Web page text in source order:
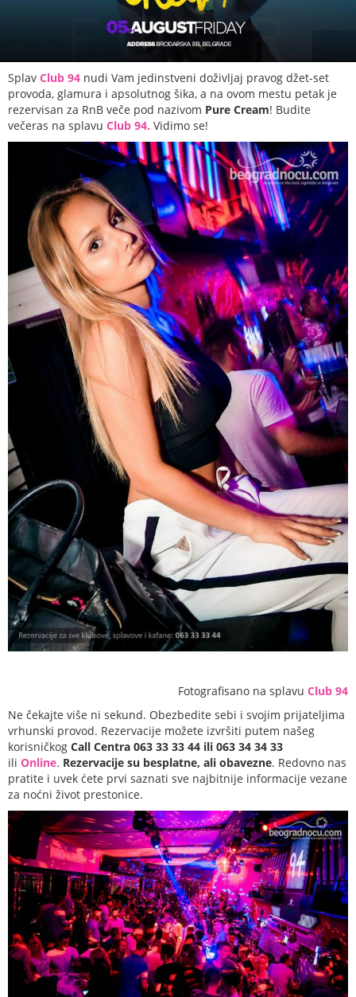
Splav Club 94 nudi Vam jedinstveni doživljaj pravog džet-set
provoda, glamura i apsolutnog šika, a na ovom mestu petak je
rezervisan za RnB veče pod nazivom Pure Cream! Budite
večeras na splavu Club 94. Vidimo se!
Fotografisano na splavu Club 94
Ne čekajte više ni sekund. Obezbedite sebi i svojim prijateljima
vrhunski provod. Rezervacije možete izvršiti putem našeg
korisničkog Call Centra 063 33 33 44 ili 063 34 34 33
ili Online. Rezervacije su besplatne, ali obavezne. Redovno nas
pratite i uvek ćete prvi saznati sve najbitnije informacije vezane
za noćni život prestonice.